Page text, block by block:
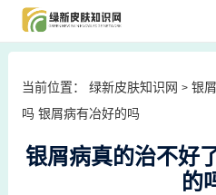
当前位置： 绿新皮肤知识网 > 银
吗 银屑病有冶好的吗
银屑病真的治不好
的